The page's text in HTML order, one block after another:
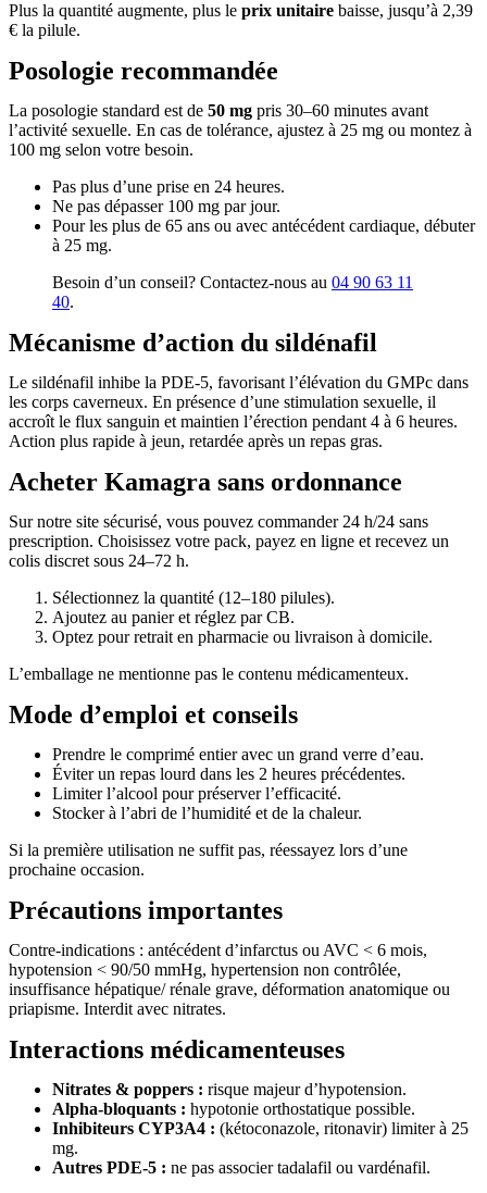
Plus la quantité augmente, plus le prix unitaire baisse, jusqu’à 2,39
€ la pilule.
Posologie recommandée
La posologie standard est de 50 mg pris 30–60 minutes avant
l’activité sexuelle. En cas de tolérance, ajustez à 25 mg ou montez à
100 mg selon votre besoin.
Pas plus d’une prise en 24 heures.
Ne pas dépasser 100 mg par jour.
Pour les plus de 65 ans ou avec antécédent cardiaque, débuter
à 25 mg.
Besoin d’un conseil? Contactez-nous au 04 90 63 11
40.
Mécanisme d’action du sildénafil
Le sildénafil inhibe la PDE-5, favorisant l’élévation du GMPc dans
les corps caverneux. En présence d’une stimulation sexuelle, il
accroît le flux sanguin et maintien l’érection pendant 4 à 6 heures.
Action plus rapide à jeun, retardée après un repas gras.
Acheter Kamagra sans ordonnance
Sur notre site sécurisé, vous pouvez commander 24 h/24 sans
prescription. Choisissez votre pack, payez en ligne et recevez un
colis discret sous 24–72 h.
Sélectionnez la quantité (12–180 pilules).
Ajoutez au panier et réglez par CB.
Optez pour retrait en pharmacie ou livraison à domicile.
L’emballage ne mentionne pas le contenu médicamenteux.
Mode d’emploi et conseils
Prendre le comprimé entier avec un grand verre d’eau.
Éviter un repas lourd dans les 2 heures précédentes.
Limiter l’alcool pour préserver l’efficacité.
Stocker à l’abri de l’humidité et de la chaleur.
Si la première utilisation ne suffit pas, réessayez lors d’une
prochaine occasion.
Précautions importantes
Contre-indications : antécédent d’infarctus ou AVC < 6 mois,
hypotension < 90/50 mmHg, hypertension non contrôlée,
insuffisance hépatique/ rénale grave, déformation anatomique ou
priapisme. Interdit avec nitrates.
Interactions médicamenteuses
Nitrates & poppers : risque majeur d’hypotension.
Alpha-bloquants : hypotonie orthostatique possible.
Inhibiteurs CYP3A4 : (kétoconazole, ritonavir) limiter à 25
mg.
Autres PDE-5 : ne pas associer tadalafil ou vardénafil.